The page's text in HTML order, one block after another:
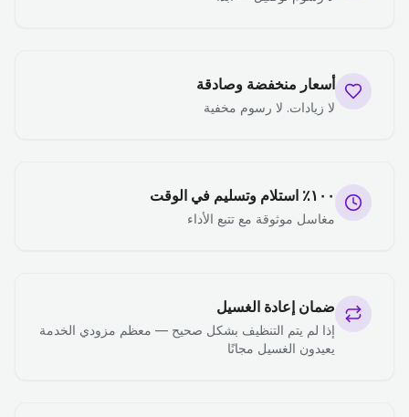
أسعار منخفضة وصادقة
لا زيادات. لا رسوم مخفية
١٠٠٪ استلام وتسليم في الوقت
مغاسل موثوقة مع تتبع الأداء
ضمان إعادة الغسيل
إذا لم يتم التنظيف بشكل صحيح — معظم مزودي الخدمة
يعيدون الغسيل مجانًا